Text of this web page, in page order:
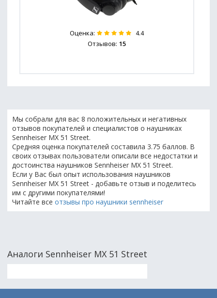
Оценка: 4.4
Отзывов: 15
Мы собрали для вас 8 положительных и негативных
отзывов покупателей и специалистов о наушниках
Sennheiser MX 51 Street.
Средняя оценка покупателей составила 3.75 баллов. В
своих отзывах пользователи описали все недостатки и
достоинства наушников Sennheiser MX 51 Street.
Если у Вас был опыт использования наушников
Sennheiser MX 51 Street - добавьте отзыв и поделитесь
им с другими покупателями!
Читайте все отзывы про наушники sennheiser
Аналоги Sennheiser MX 51 Street